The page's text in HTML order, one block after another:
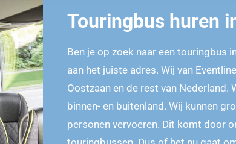
Touringbus huren
Ben je op zoek naar een touringbus
aan het juiste adres. Wij van
Oostzaan en de rest van Nederland.
binnen- en buitenland. Wij kunnen
personen vervoeren. Dit komt door